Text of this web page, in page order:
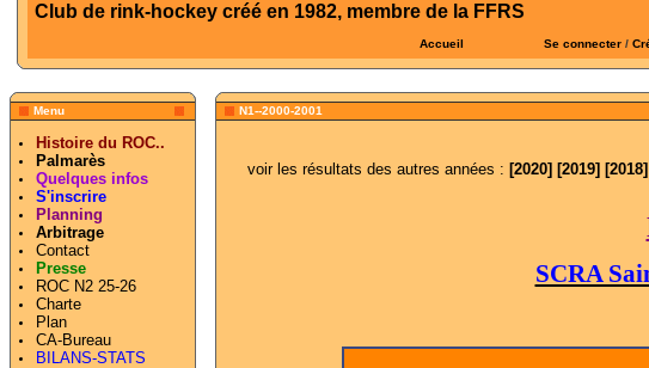
Club de rink-hockey créé en 1982, membre de la FFRS
Accueil Se connecter/
Menu
Histoire du ROC..
Palmarès
Quelques infos
S'inscrire
Planning
Arbitrage
Contact
Presse
ROC N2 25-26
Charte
Plan
CA-Bureau
BILANS-STATS
N1--2000-2001
voir les résultats des autres années : [2020] [2019] [2018
SCRA